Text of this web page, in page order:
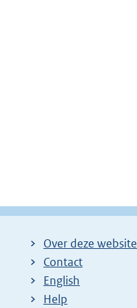
Over deze website
Contact
English
Help